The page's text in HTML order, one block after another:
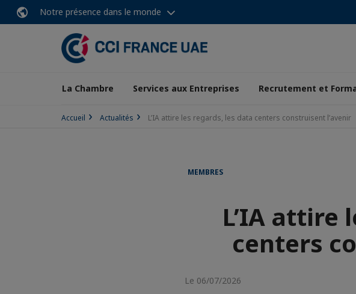
Notre présence dans le monde
La Chambre Services aux Entreprises Recrutement et
Accueil Actualités L’IA attire les regards, les data centers construisent l’avenir
MEMBRES
L’IA attire
centers
Le 06/07/2026